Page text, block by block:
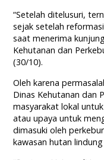
“Setelah ditelusuri,
sejak setelah
saat menerima
Kehutanan dan
(30/10).
Oleh karena
Dinas Kehutanan dan
masyarakat lokal
atau upaya untuk
dimasuki oleh
kawasan hutan